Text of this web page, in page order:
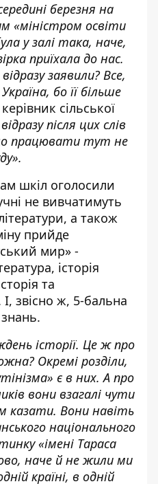
березня на
«міністром освіти
у залі така, наче,
приїхала до нас.
заявили? Все,
бо її більше
сільської
після цих слів
працювати тут не
шкіл оголосили
не вивчатимуть
а також
прийде
мир» -
історія
та
І, звісно ж, 5-бальна
історії. Це ж про
Окремі розділи,
є в них. А про
вони взагалі чути
казати. Вони навіть
національного
«імені Тараса
наче й не жили ми
країні, в одній